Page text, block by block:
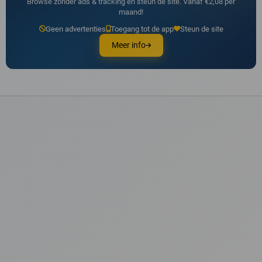
maand!
Geen advertenties Toegang tot de app Steun de site
Meer info